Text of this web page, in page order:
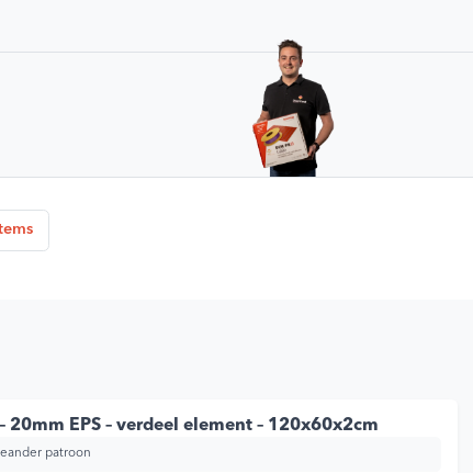
20mm EPS – verdeel element – 120x60x2cm
patroon